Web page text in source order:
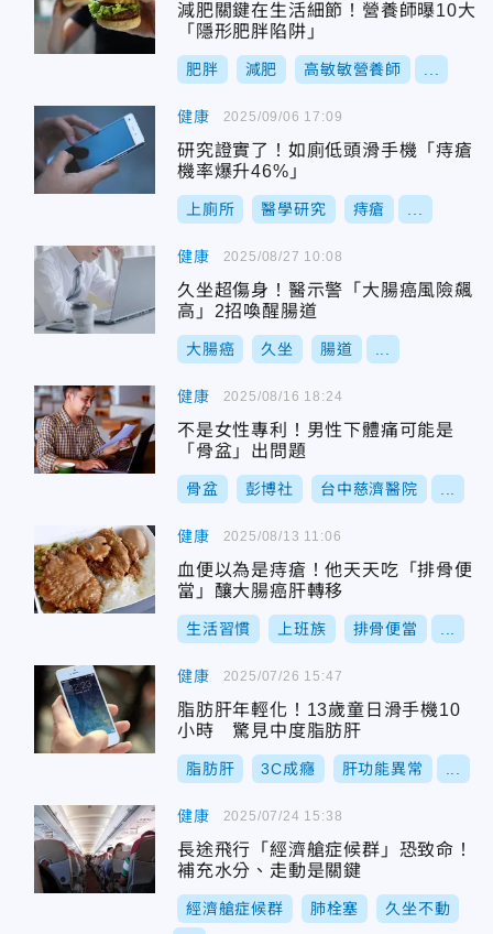
減肥關鍵在生活細節！營養師曝10大
「隱形肥胖陷阱」
肥胖 減肥 高敏敏營養師
健康
研究證實了！如廁低頭滑手機「痔瘡
機率爆升46%」
上廁所 醫學研究 痔瘡
2025/09/06 17:09
健康
久坐超傷身！醫示警「大腸癌風險飆
高」2招喚醒腸道
大腸癌 久坐 腸道
2025/08/27 10:08
健康
不是女性專利！男性下體痛可能是
「骨盆」出問題
骨盆 彭博社 台中慈濟醫院
2025/08/16 18:24
健康
血便以為是痔瘡！他天天吃「排骨便
當」釀大腸癌肝轉移
生活習慣 上班族 排骨便當
2025/08/13 11:06
健康
脂肪肝年輕化！13歲童日滑手機10
小時 驚見中度脂肪肝
脂肪肝 3C成癮 肝功能異常
2025/07/26 15:47
健康
長途飛行「經濟艙症候群」恐致命！
補充水分、走動是關鍵
經濟艙症候群 肺栓塞 久坐不動
2025/07/24 15:38